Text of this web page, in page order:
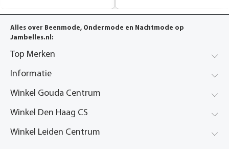
Alles over Beenmode, Ondermode en Nachtmode op
Jambelles.nl:
Top Merken
Informatie
Winkel Gouda Centrum
Winkel Den Haag CS
Winkel Leiden Centrum